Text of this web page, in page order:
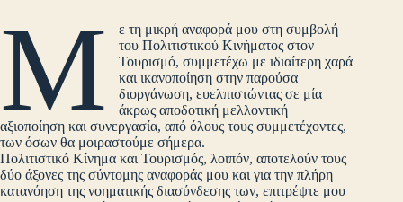
Μ
ε τη μικρή αναφορά μου στη συμβολή
του Πολιτιστικού Κινήματος στον
Τουρισμό, συμμετέχω με ιδιαίτερη χαρά
και ικανοποίηση στην παρούσα
διοργάνωση, ευελπιστώντας σε μία
άκρως αποδοτική μελλοντική
αξιοποίηση και συνεργασία, από όλους τους συμμετέχοντες,
των όσων θα μοιραστούμε σήμερα.
Πολιτιστικό Κίνημα και Τουρισμός, λοιπόν, αποτελούν τους
δύο άξονες της σύντομης αναφοράς μου και για την πλήρη
κατανόηση της νοηματικής διασύνδεσης των, επιτρέψτε μου